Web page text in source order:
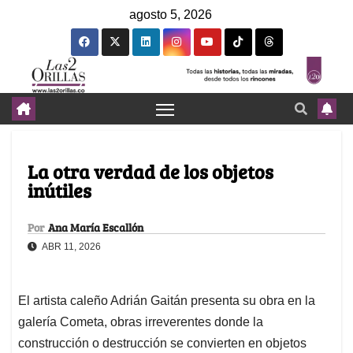
agosto 5, 2026
La otra verdad de los objetos
inútiles
Por Ana María Escallón
ABR 11, 2026
El artista caleño Adrián Gaitán presenta su obra en la
galería Cometa, obras irreverentes donde la
construcción o destrucción se convierten en objetos